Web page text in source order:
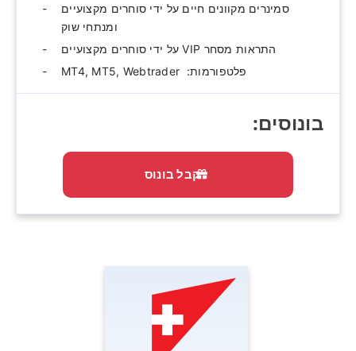
סמינרים מקוונים חיים על ידי סוחרים מקצועיים
ומנתחי שוק
התראות מסחר VIP על ידי סוחרים מקצועיים
פלטפורמות: ‫ MT4, MT5, Webtrader
בונוסים:‫
קבל בונוס